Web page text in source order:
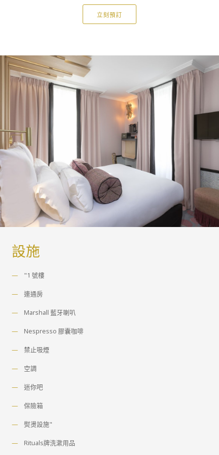
立刻預訂
設施
"1 號樓
連通房
Marshall 藍牙喇叭
Nespresso 膠囊咖啡
禁止吸煙
空調
迷你吧
保險箱
熨燙設施"
Rituals牌洗漱用品